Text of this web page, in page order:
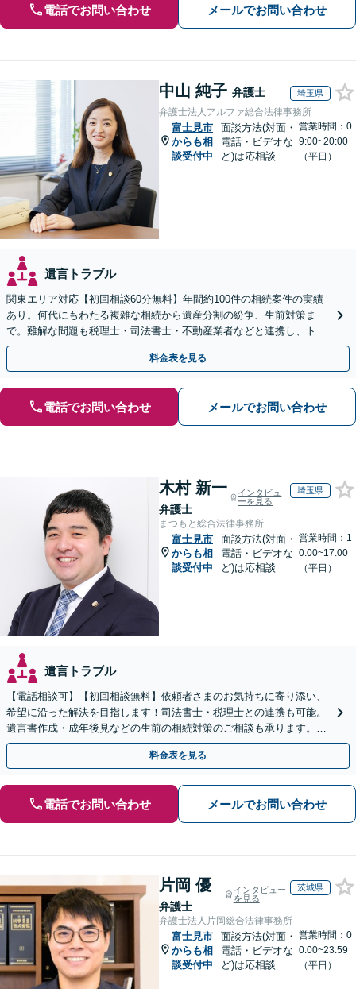
電話でお問い合わせ メールでお問い合わせ
中山 純子 弁護士 埼玉県
弁護士法人アルファ総合法律事務所
富士見市
からも相
談受付中
面談方法(対面・
電話・ビデオな
ど)は応相談
営業時間：0
9:00~20:00
（平日）
遺言トラブル
関東エリア対応【初回相談60分無料】年間約100件の相続案件の実績
あり。何代にもわたる複雑な相続から遺産分割の紛争、生前対策ま
で。難解な問題も税理士・司法書士・不動産業者などと連携し、トー
タルサポートで解決へ。まずはお気軽にご相談ください。
料金表を見る
電話でお問い合わせ メールでお問い合わせ
木村 新一
弁護士
インタビュ
ーを見る
埼玉県
まつもと総合法律事務所
富士見市
からも相
談受付中
面談方法(対面・
電話・ビデオな
ど)は応相談
営業時間：1
0:00~17:00
（平日）
遺言トラブル
【電話相談可】【初回相談無料】依頼者さまのお気持ちに寄り添い、
希望に沿った解決を目指します！司法書士・税理士との連携も可能。
遺言書作成・成年後見などの生前の相続対策のご相談も承ります。
【夜間／休日の相談可能】
料金表を見る
電話でお問い合わせ メールでお問い合わせ
片岡 優
弁護士
インタビュー
を見る
茨城県
弁護士法人片岡総合法律事務所
富士見市
からも相
談受付中
面談方法(対面・
電話・ビデオな
ど)は応相談
営業時間：0
0:00~23:59
（平日）